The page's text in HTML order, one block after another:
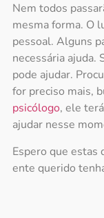
Nem todos
mesma forma. O
pessoal. Alguns
necessária ajuda.
pode ajudar.
for preciso mais,
psicólogo, ele
ajudar nesse
Espero que estas
ente querido